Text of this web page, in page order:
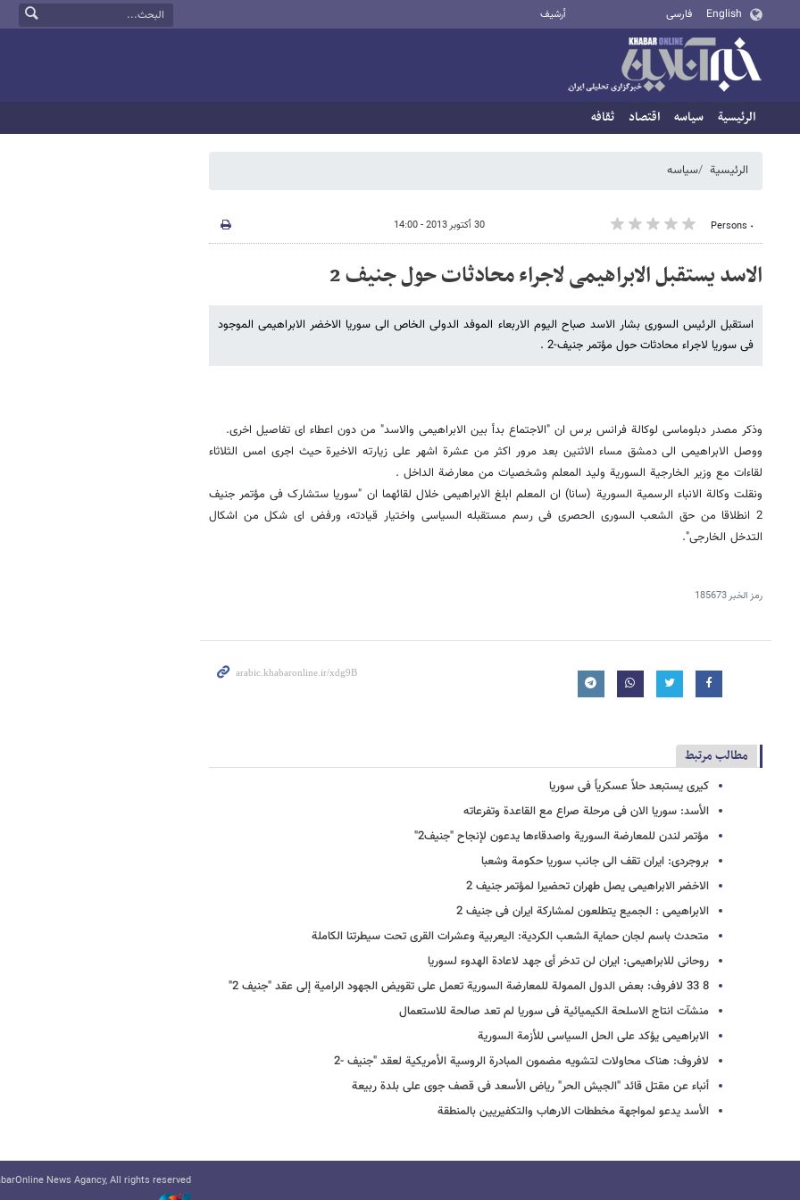
English فارسی أرشيف
الرئيسية سیاسه اقتصاد ثقافه
الرئيسية سیاسه
٠ Persons 30 أكتوبر 2013 - 14:00
الاسد یستقبل الابراهیمی لاجراء محادثات حول جنیف 2
استقبل الرئیس السوری بشار الاسد صباح الیوم الاربعاء الموفد الدولی الخاص الى سوریا الاخضر الابراهیمی الموجود
فی سوریا لاجراء محادثات حول مؤتمر جنیف-2 .
وذکر مصدر دبلوماسی لوکالة فرانس برس ان "الاجتماع بدأ بین الابراهیمی والاسد" من دون اعطاء ای تفاصیل اخرى.
ووصل الابراهیمی الى دمشق مساء الاثنین بعد مرور اکثر من عشرة اشهر على زیارته الاخیرة حیث اجرى امس الثلاثاء
لقاءات مع وزیر الخارجیة السوریة ولید المعلم وشخصیات من معارضة الداخل .
ونقلت وکالة الانباء الرسمیة السوریة (سانا) ان المعلم ابلغ الابراهیمی خلال لقائهما ان "سوریا ستشارک فی مؤتمر جنیف
2 انطلاقا من حق الشعب السوری الحصری فی رسم مستقبله السیاسی واختیار قیادته، ورفض ای شکل من اشکال
التدخل الخارجی".
رمز الخبر185673
مطالب مرتبط
کیری یستبعد حلاً عسکریاً فی سوریا
الأسد: سوریا الان فی مرحلة صراع مع القاعدة وتفرعاته
مؤتمر لندن للمعارضة السوریة واصدقاءها یدعون لإنجاح "جنیف2"
بروجردی: ایران تقف الی جانب سوریا حکومة وشعبا
الاخضر الابراهیمی یصل طهران تحضیرا لمؤتمر جنیف 2
الابراهیمی : الجمیع یتطلعون لمشارکة ایران فی جنیف 2
متحدث باسم لجان حمایة الشعب الکردیة: الیعربیة وعشرات القرى تحت سیطرتنا الکاملة
روحانی للابراهیمی: ایران لن تدخر أی جهد لاعادة الهدوء لسوریا
8 33 لافروف: بعض الدول الممولة للمعارضة السوریة تعمل على تقویض الجهود الرامیة إلى عقد "جنیف 2"
منشآت انتاج الاسلحة الکیمیائیة فی سوریا لم تعد صالحة للاستعمال
الابراهیمی یؤکد على الحل السیاسی للأزمة السوریة
لافروف: هناک محاولات لتشویه مضمون المبادرة الروسیة الأمریکیة لعقد "جنیف -2
أنباء عن مقتل قائد "الجیش الحر" ریاض الأسعد فی قصف جوی على بلدة ربیعة
الأسد یدعو لمواجهة مخططات الارهاب والتکفیریین بالمنطقة
News Agancy, All rights reserved.